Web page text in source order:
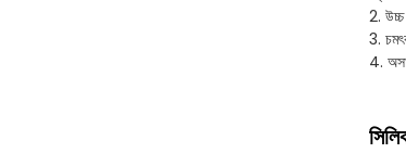
2. উচ্চ
3.
4.